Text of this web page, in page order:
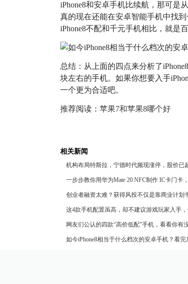
iPhone8和安卓手机比续航，那可是
真的现在还能在安卓智能手机中找
iPhone8不配和千元手机相比，就是
总结：从上面的四点来分析了
块左右的手机。如果你想要入手
一个更为合适吧。
推荐阅读： 苹果7和苹果8哪个好
相关新闻
机构布局特斯拉，宁德时代频现涨停，股价已
一步步教你用华为Mate 20 NFC制作 IC卡门卡
创业者融资太难？获得风投不仅是靠商业计划
这4款手机配置虽高，却不建议游戏玩家入手
网友们公认的四款“高价低配”手机，看看你有
如今iPhone8相当于什么档次的安卓手机？看完